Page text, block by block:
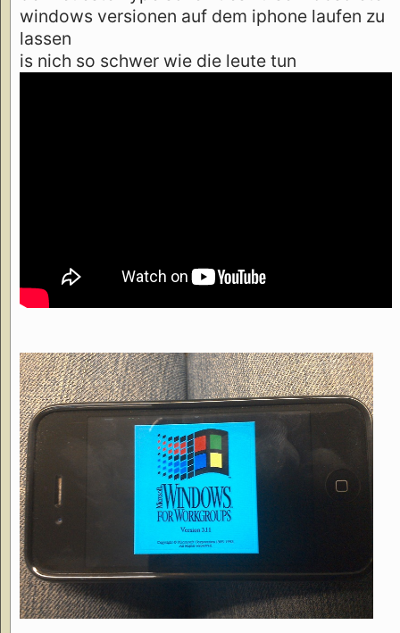
windows versionen auf dem iphone laufen zu
lassen
is nich so schwer wie die leute tun